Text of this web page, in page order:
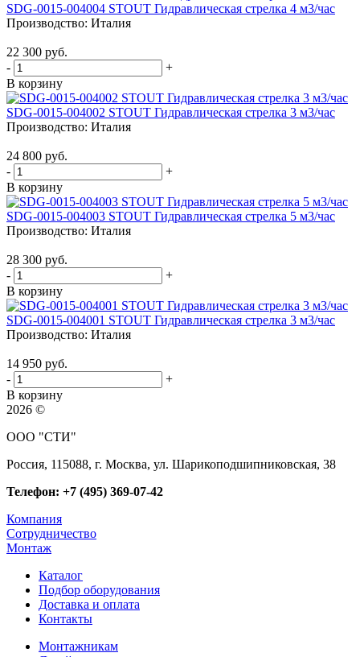
SDG-0015-004004 STOUT Гидравлическая стрелка 4 м3/час
Производство: Италия
22 300 руб.
-
+
В корзину
SDG-0015-004002 STOUT Гидравлическая стрелка 3 м3/час
Производство: Италия
24 800 руб.
-
+
В корзину
SDG-0015-004003 STOUT Гидравлическая стрелка 5 м3/час
Производство: Италия
28 300 руб.
-
+
В корзину
SDG-0015-004001 STOUT Гидравлическая стрелка 3 м3/час
Производство: Италия
14 950 руб.
-
+
В корзину
2026 ©
ООО "СТИ"
Россия, 115088, г. Москва, ул. Шарикоподшипниковская, 38
Телефон: +7 (495) 369-07-42
Компания
Сотрудничество
Монтаж
Каталог
Подбор оборудования
Доставка и оплата
Контакты
Монтажникам